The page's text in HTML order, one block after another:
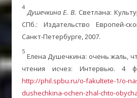
4
Душечкина Е. В. Светлана:
СПб.: Издательство Европей-
Санкт-Петербурге, 2007.
5
Елена Душечкина: очень жаль,
чтения исчез: Интервью. 4
http://phil.spbu.ru/o-fakultete-1/o-
dushechkina-ochen-zhal-chto-